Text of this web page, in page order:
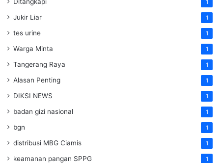
1
Jukir Liar 1
tes urine 1
Warga Minta 1
Tangerang Raya 1
Alasan Penting 1
DIKSI NEWS 1
badan gizi nasional 1
bgn 1
distribusi MBG Ciamis 1
keamanan pangan SPPG 1